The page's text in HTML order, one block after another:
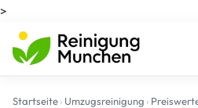
>
Startseite› Umzugsreinigung ›